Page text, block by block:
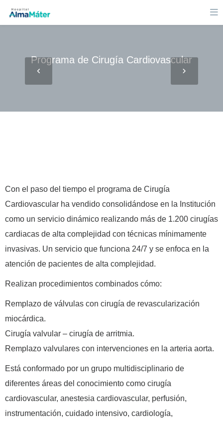
Programa de Cirugía Cardiovascular
Con el paso del tiempo el programa de Cirugía
Cardiovascular ha vendido consolidándose en la Institución
como un servicio dinámico realizando más de 1.200 cirugías
cardiacas de alta complejidad con técnicas mínimamente
invasivas. Un servicio que funciona 24/7 y se enfoca en la
atención de pacientes de alta complejidad.
Realizan procedimientos combinados cómo:
Remplazo de válvulas con cirugía de revascularización
miocárdica.
Cirugía valvular – cirugía de arritmia.
Remplazo valvulares con intervenciones en la arteria aorta.
Está conformado por un grupo multidisciplinario de
diferentes áreas del conocimiento como cirugía
cardiovascular, anestesia cardiovascular, perfusión,
instrumentación, cuidado intensivo, cardiología,